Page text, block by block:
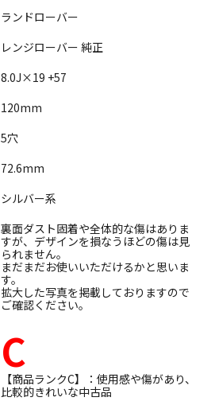
ランドローバー
レンジローバー 純正
8.0J×19 +57
120mm
5穴
72.6mm
シルバー系
裏面ダスト固着や全体的な傷はありま
すが、デザインを損なうほどの傷は見
られません。
まだまだお使いいただけるかと思いま
す。
拡大した写真を掲載しておりますので
ご確認ください。
C
【商品ランクC】：使用感や傷があり、
比較的きれいな中古品